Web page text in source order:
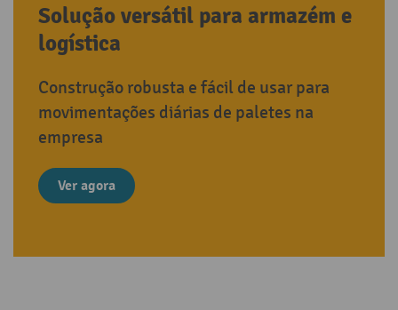
Solução versátil para armazém e
logística
Construção robusta e fácil de usar para
movimentações diárias de paletes na
empresa
Ver agora